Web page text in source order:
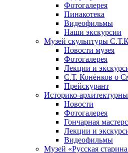
Фотогалерея
Пинакотека
Видеофильмы
Наши экскурсии
Музей скульптуры
Новости музея
Фотогалерея
Лекции и
С.Т. Конёнков о
Прейскурант
Историко-
Новости
Фотогалерея
Гончарная
Лекции и
Видеофильмы
Музей «Русская